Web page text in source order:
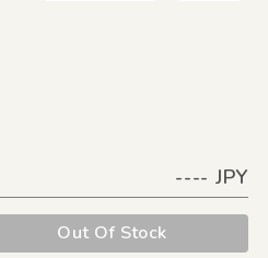
---- JPY
Out Of Stock